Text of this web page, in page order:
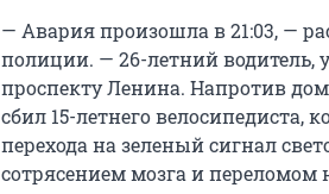
— Авария произошла в 21:03, —
полиции. — 26-летний водитель,
проспекту Ленина. Напротив
сбил 15-летнего велосипедиста,
перехода на зеленый сигнал
сотрясением мозга и переломом